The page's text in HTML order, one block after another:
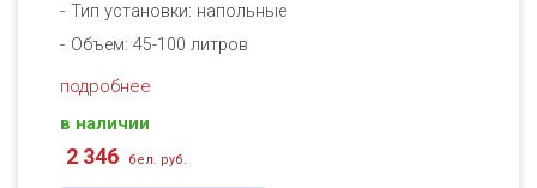
Тип установки: напольные
Объем: 45-100 литров
подробнее
в наличии
2 346 бел. руб.